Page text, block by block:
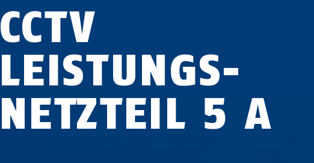
CCTV
LEISTUNGS­
NETZ­TEIL 5 A